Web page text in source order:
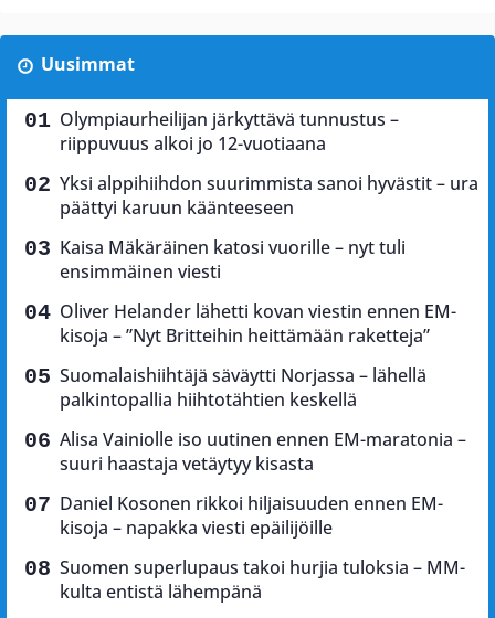
Uusimmat
Olympiaurheilijan järkyttävä tunnustus –
riippuvuus alkoi jo 12-vuotiaana
Yksi alppihiihdon suurimmista sanoi hyvästit – ura
päättyi karuun käänteeseen
Kaisa Mäkäräinen katosi vuorille – nyt tuli
ensimmäinen viesti
Oliver Helander lähetti kovan viestin ennen EM-
kisoja – ”Nyt Britteihin heittämään raketteja”
Suomalaishiihtäjä säväytti Norjassa – lähellä
palkintopallia hiihtotähtien keskellä
Alisa Vainiolle iso uutinen ennen EM-maratonia –
suuri haastaja vetäytyy kisasta
Daniel Kosonen rikkoi hiljaisuuden ennen EM-
kisoja – napakka viesti epäilijöille
Suomen superlupaus takoi hurjia tuloksia – MM-
kulta entistä lähempänä